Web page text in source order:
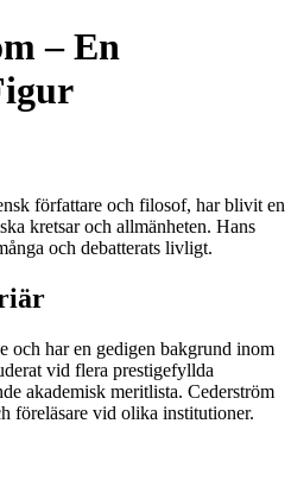
– En
författare och filosof, har blivit en
kretsar och allmänheten. Hans
och debatterats livligt.
och har en gedigen bakgrund inom
vid flera prestigefyllda
akademisk meritlista. Cederström
föreläsare vid olika institutioner.